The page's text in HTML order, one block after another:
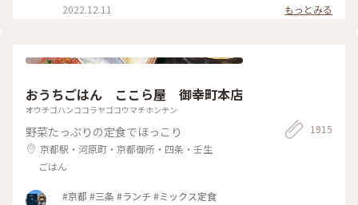
金沢 #私のことりっぷ旅 #レトロな街
2022.12.11
もっとみる
おうちごはん ここら屋 御幸町本店
オウチゴハンココラヤゴコウマチホンテン
野菜たっぷりの定食でほっこり
京都駅・河原町・京都御所・四条・壬生
ごはん
1915
#京都 #三条 #ランチ #ミックス定食